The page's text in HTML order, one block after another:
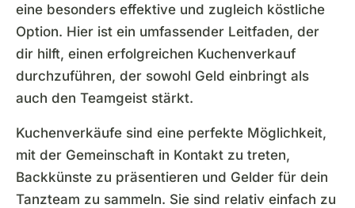
eine besonders effektive und zugleich köstliche
Option. Hier ist ein umfassender Leitfaden, der
dir hilft, einen erfolgreichen Kuchenverkauf
durchzuführen, der sowohl Geld einbringt als
auch den Teamgeist stärkt.
Kuchenverkäufe sind eine perfekte Möglichkeit,
mit der Gemeinschaft in Kontakt zu treten,
Backkünste zu präsentieren und Gelder für dein
Tanzteam zu sammeln. Sie sind relativ einfach zu